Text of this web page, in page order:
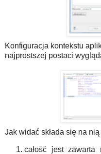
Konfiguracja kontekstu
najprostszej postaci
Jak widać składa się na
całość jest zawarta